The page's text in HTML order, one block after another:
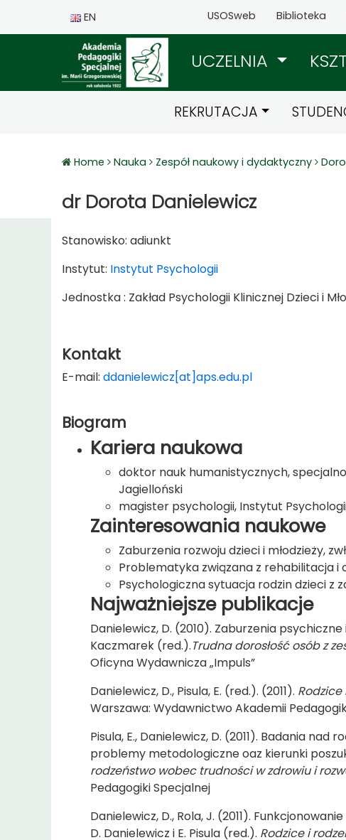
EN USOSweb Biblioteka
UCZELNIA
REKRUTACJA
Home Nauka Zespół naukowy i dydaktyczny
dr Dorota Danielewicz
Stanowisko: adiunkt
Instytut: Instytut Psychologii
Jednostka : Zakład Psychologii Klinicznej Dzieci i
Kontakt
E-mail: ddanielewicz[at]aps.edu.pl
Biogram
Kariera naukowa
doktor nauk humanistycznych,
Jagielloński
magister psychologii, Instytut
Zainteresowania naukowe
Zaburzenia rozwoju dzieci i młodzieży,
Problematyka związana z rehabilitacja i
Psychologiczna sytuacja rodzin dzieci
Najważniejsze publikacje
Danielewicz, D. (2010). Zaburzenia
Kaczmarek (red.).Trudna dorosłość osób z
Oficyna Wydawnicza „Impuls”
Danielewicz, D., Pisula, E. (red.). (2011).
Warszawa: Wydawnictwo Akademii
Pisula, E., Danielewicz, D. (2011). Badania
problemy metodologiczne oaz kierunki
rodzeństwo wobec trudności w zdrowiu i
Pedagogiki Specjalnej
Danielewicz, D., Rola, J. (2011).
D. Danielewicz i E. Pisula (red.). Rodzice i